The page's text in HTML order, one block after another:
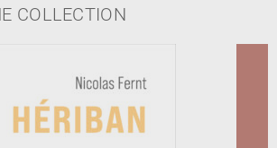
COLLECTION